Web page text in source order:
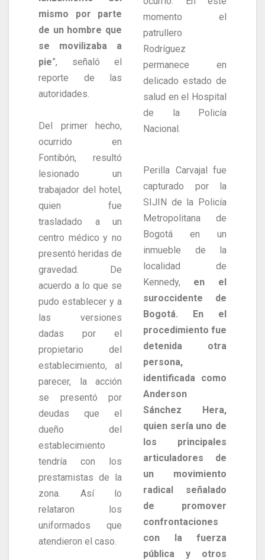
mismo por parte
de un hombre que
se movilizaba a
pie”, señaló el
reporte de las
autoridades.
Del primer hecho,
ocurrido en
Fontibón, resultó
lesionado un
trabajador del hotel,
quien fue
trasladado a un
centro médico y no
presentó heridas de
gravedad. De
acuerdo a lo que se
pudo establecer y a
las versiones
dadas por el
propietario del
establecimiento, al
parecer, la acción
se presentó por
deudas que el
dueño del
establecimiento
tendría con los
prestamistas de la
zona. Así lo
relataron los
uniformados que
atendieron el caso.
momento el
patrullero
Rodríguez
permanece en
delicado estado de
salud en el Hospital
de la Policía
Nacional.
Perilla Carvajal fue
capturado por la
SIJIN de la Policía
Metropolitana de
Bogotá en un
inmueble de la
localidad de
Kennedy, en el
suroccidente de
Bogotá. En el
procedimiento fue
detenida otra
persona,
identificada como
Anderson
Sánchez Hera,
quien sería uno de
los principales
articuladores de
un movimiento
radical señalado
de promover
confrontaciones
con la fuerza
pública y otros